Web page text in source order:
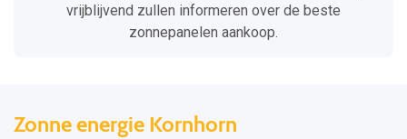
vrijblijvend zullen informeren over de beste
zonnepanelen aankoop.
Zonne energie Kornhorn